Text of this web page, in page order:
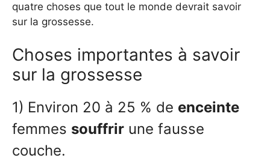
quatre choses que tout le monde devrait savoir
sur la grossesse.
Choses importantes à savoir
sur la grossesse
1) Environ 20 à 25 % de enceinte
femmes souffrir une fausse
couche.